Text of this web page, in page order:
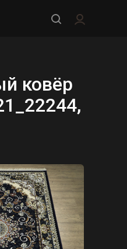
ковёр